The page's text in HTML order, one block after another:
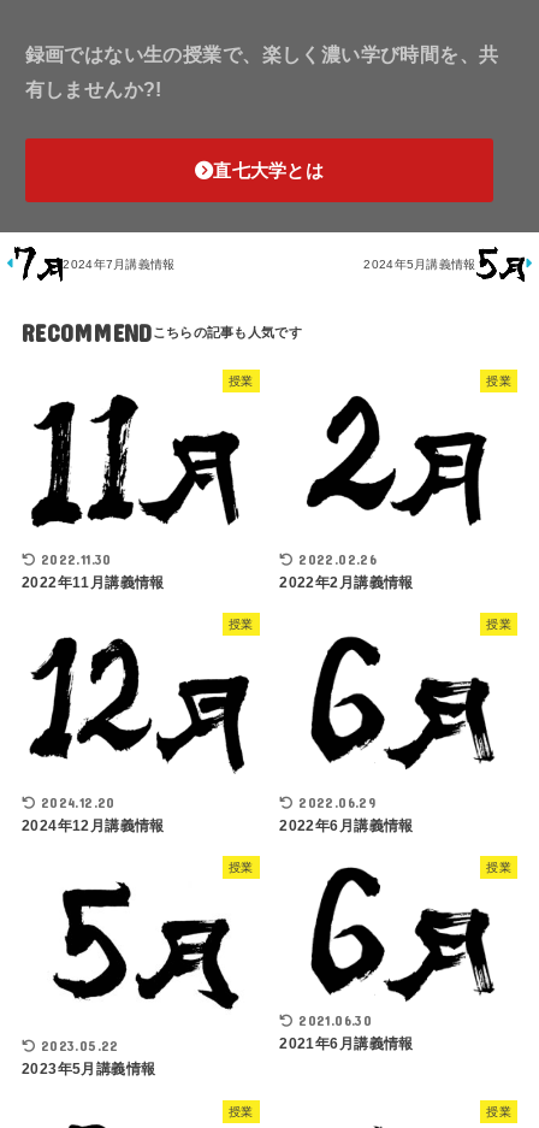
録画ではない生の授業で、楽しく濃い学び時間を、共
有しませんか?!
直七大学とは
2024年7月講義情報 2024年5月講義情報
RECOMMEND
授業
2022.11.30
2022年11月講義情報
授業
2022.02.26
2022年2月講義情報
授業
2024.12.20
2024年12月講義情報
授業
2022.06.29
2022年6月講義情報
授業
2023.05.22
2023年5月講義情報
授業
2021.06.30
2021年6月講義情報
授業 授業